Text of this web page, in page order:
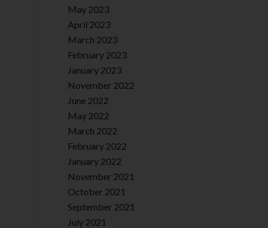
May 2023
April 2023
March 2023
February 2023
January 2023
November 2022
June 2022
May 2022
March 2022
February 2022
January 2022
November 2021
October 2021
September 2021
July 2021